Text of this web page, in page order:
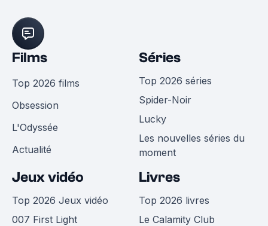
Films
Top 2026 films
Obsession
L'Odyssée
Actualité
Séries
Top 2026 séries
Spider-Noir
Lucky
Les nouvelles séries du
moment
Jeux vidéo
Top 2026 Jeux vidéo
007 First Light
Livres
Top 2026 livres
Le Calamity Club